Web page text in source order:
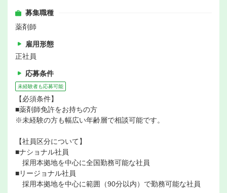
募集職種
薬剤師
雇用形態
正社員
応募条件
未経験者も応募可能
【必須条件】
■薬剤師免許をお持ちの方
※未経験の方も幅広い年齢層で相談可能です。
【社員区分について】
■ナショナル社員
採用本拠地を中心に全国勤務可能な社員
■リージョナル社員
採用本拠地を中心に範囲（90分以内）で勤務可能な社員